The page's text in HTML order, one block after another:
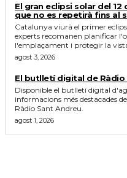
El gran eclipsi solar del
que no es repetirà fins al
Catalunya viurà el primer
experts recomanen planificar
l'emplaçament i protegir la
agost 3, 2026
El butlletí digital de
Disponible el butlletí digital
informacions més destacades
Ràdio Sant Andreu.
agost 1, 2026